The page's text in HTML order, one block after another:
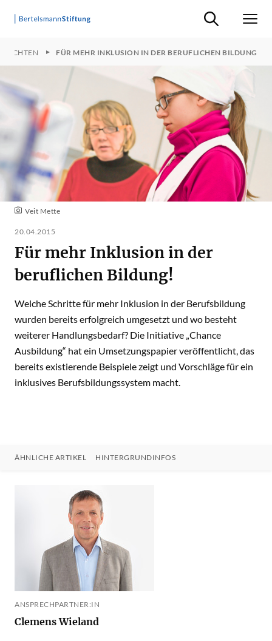
Suche ein-/
FÜR MEHR INKLUSION IN DER BERUFLICHEN BILDUNG
Veit Mette
20.04.2015
Für mehr Inklusion in der
beruflichen Bildung!
Welche Schritte für mehr Inklusion in der Berufsbildung
wurden bereits erfolgreich umgesetzt und wo besteht
weiterer Handlungsbedarf? Die Initiative „Chance
Ausbildung“ hat ein Umsetzungspapier veröffentlicht, das
bereits existierende Beispiele zeigt und Vorschläge für ein
inklusives Berufsbildungssystem macht.
ÄHNLICHE ARTIKEL HINTERGRUNDINFOS
ANSPRECHPARTNER:IN
Clemens Wieland